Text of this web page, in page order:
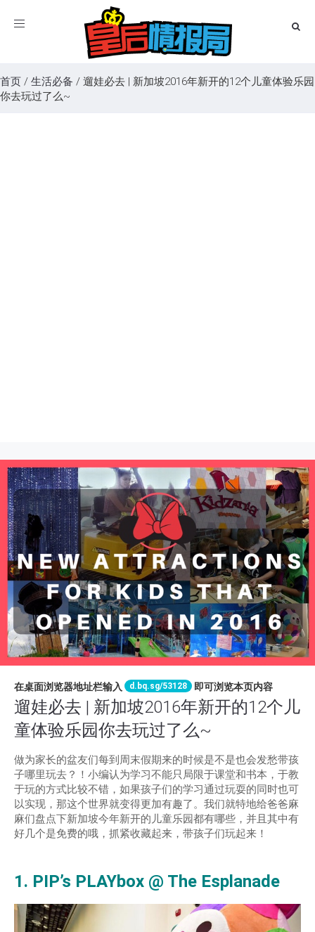
Toggle
首页 / 生活必备 / 遛娃必去 | 新加坡2016年新开的12个儿童体验乐园
你去玩过了么~
在桌面浏览器地址栏输入 d.bq.sg/53128 即可浏览本页内容
遛娃必去 | 新加坡2016年新开的12个儿
童体验乐园你去玩过了么~
做为家长的盆友们每到周末假期来的时候是不是也会发愁带孩
子哪里玩去？！小编认为学习不能只局限于课堂和书本，于教
于玩的方式比较不错，如果孩子们的学习通过玩耍的同时也可
以实现，那这个世界就变得更加有趣了。我们就特地给爸爸麻
麻们盘点下新加坡今年新开的儿童乐园都有哪些，并且其中有
好几个是免费的哦，抓紧收藏起来，带孩子们玩起来！
1. PIP’s PLAYbox @ The Esplanade